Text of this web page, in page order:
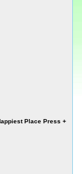
Place Press +